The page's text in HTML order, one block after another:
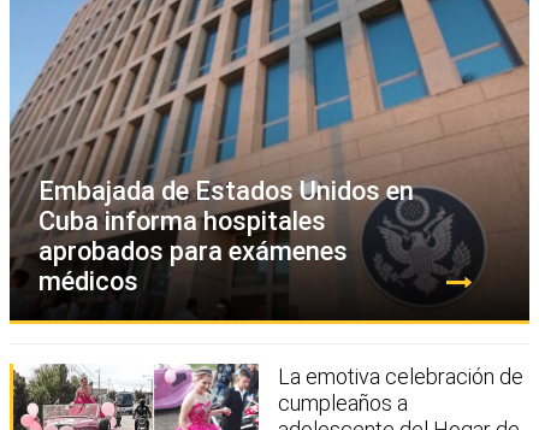
Embajada de Estados Unidos en
Cuba informa hospitales
aprobados para exámenes
médicos
La emotiva celebración de
cumpleaños a